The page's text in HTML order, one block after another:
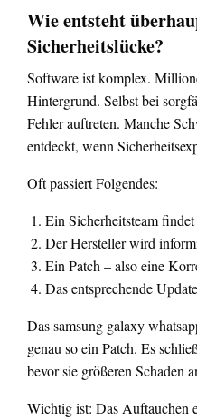
Wie entsteht
Sicherheitslücke?
Software ist komplex.
Hintergrund. Selbst bei
Fehler auftreten. Manche
entdeckt, wenn
Oft passiert Folgendes:
Ein Sicherheitsteam
Der Hersteller wird
Ein Patch – also eine
Das entsprechende
Das samsung galaxy
genau so ein Patch. Es
bevor sie größeren Schaden
Wichtig ist: Das Auftauchen